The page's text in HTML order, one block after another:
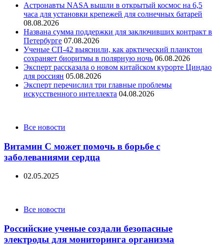
Астронавты NASA вышли в открытый космос на 6,5
часа для установки крепежей для солнечных батарей
08.08.2026
Названа сумма поддержки для заключивших контракт в
Петербурге 07.08.2026
Ученые СП-42 выяснили, как арктический планктон
сохраняет биоритмы в полярную ночь 06.08.2026
Эксперт рассказала о новом китайском курорте Циндао
для россиян 05.08.2026
Эксперт перечислил три главные проблемы
искусственного интеллекта 04.08.2026
CategoriesВсе новости
Витамин С может помочь в борьбе с
заболеваниями сердца
02.05.2025
CategoriesВсе новости
Российские ученые создали безопасные
электроды для мониторинга организма